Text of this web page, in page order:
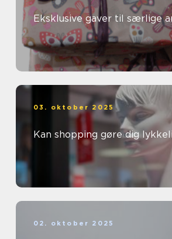
Eksklusive gaver til særlige
03. oktober 2025
Kan shopping gøre dig
02. oktober 2025